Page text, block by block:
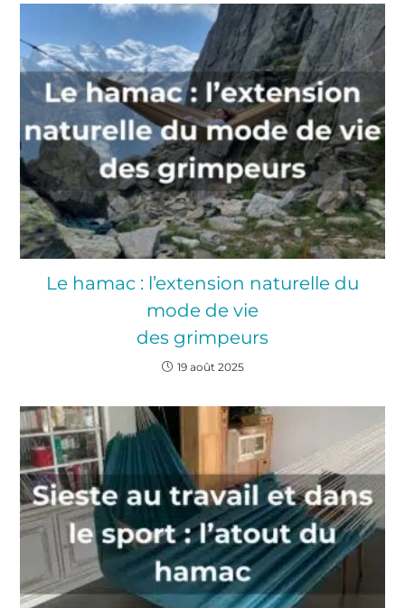
Le hamac : l’extension naturelle du
mode de vie
des grimpeurs
19 août 2025